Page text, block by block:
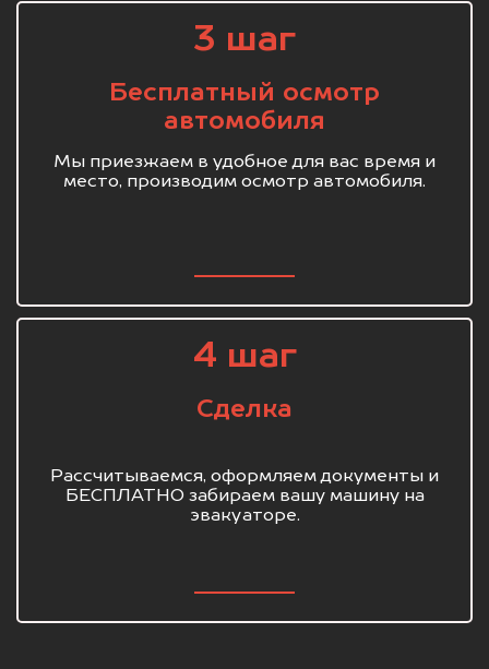
3 шаг
Бесплатный осмотр
автомобиля
Мы приезжаем в удобное для вас время и
место, производим осмотр автомобиля.
4 шаг
Сделка
Рассчитываемся, оформляем документы и
БЕСПЛАТНО забираем вашу машину на
эвакуаторе.